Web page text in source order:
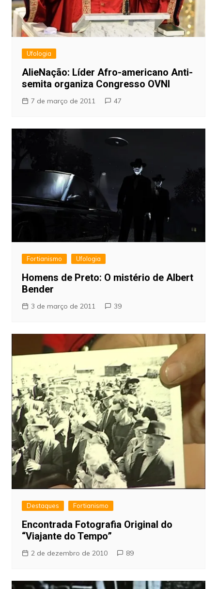
Ufologia
AlieNação: Líder Afro-americano Anti-
semita organiza Congresso OVNI
7 de março de 2011 47
Fortianismo Ufologia
Homens de Preto: O mistério de Albert
Bender
3 de março de 2011 39
Destaques Fortianismo
Encontrada Fotografia Original do
“Viajante do Tempo”
2 de dezembro de 2010 89